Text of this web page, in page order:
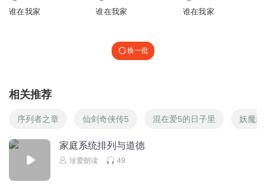
谁在我家 谁在我家 谁在我家
换一批
相关推荐
序列者之章 仙剑奇侠传5 混在爱5的日子里 妖魔
家庭系统排列与道德
珍爱朗读 49